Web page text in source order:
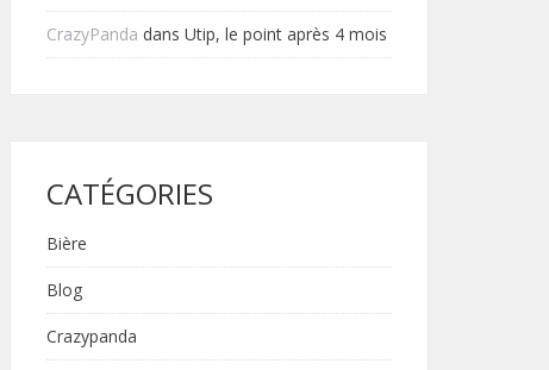
CrazyPanda dans Utip, le point après 4 mois
CATÉGORIES
Bière
Blog
Crazypanda